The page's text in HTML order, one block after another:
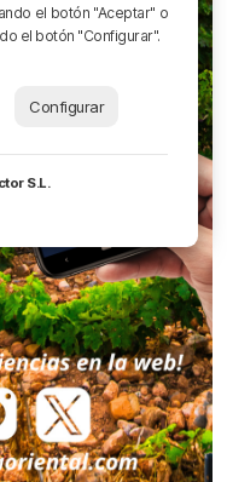
el botón "Aceptar" o
el botón "Configurar".
Configurar
S.L.